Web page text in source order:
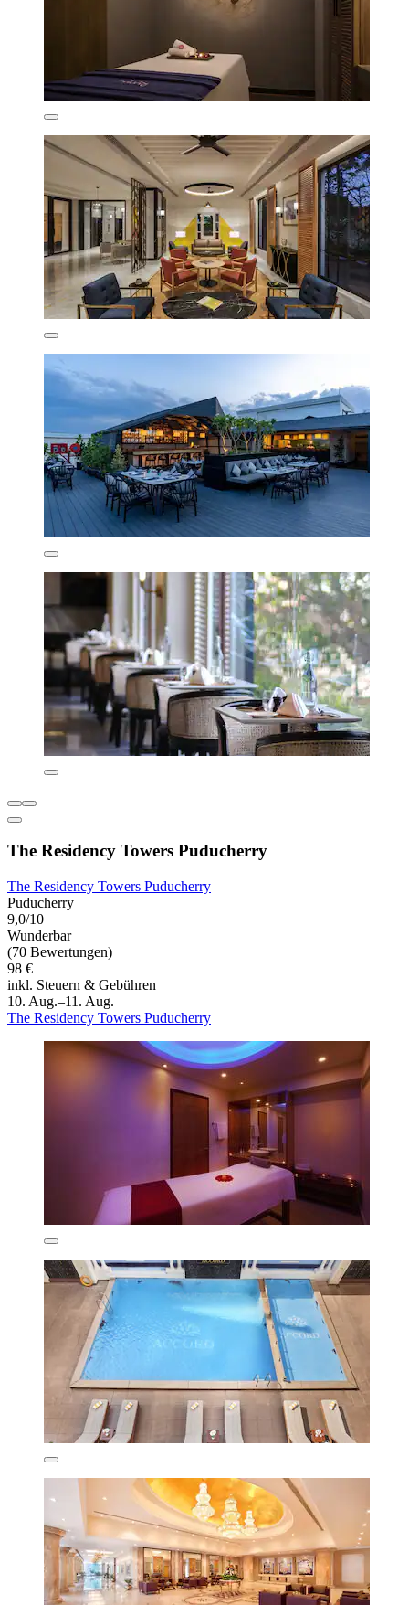
The Residency Towers Puducherry
The Residency Towers Puducherry
Puducherry
9,0/10
Wunderbar
(70 Bewertungen)
98 €
inkl. Steuern & Gebühren
10. Aug.–11. Aug.
The Residency Towers Puducherry